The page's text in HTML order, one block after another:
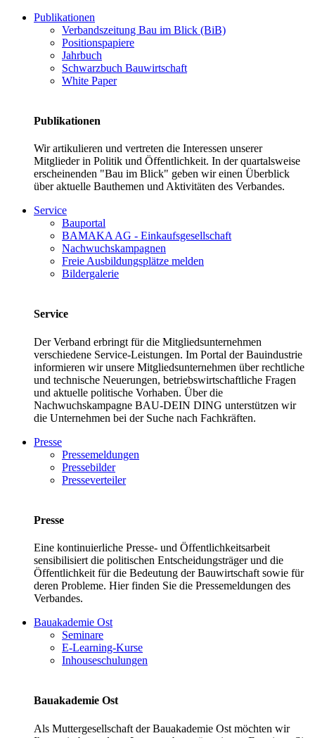
Publikationen
Verbandszeitung Bau im Blick (BiB)
Positionspapiere
Jahrbuch
Schwarzbuch Bauwirtschaft
White Paper
Publikationen
Wir artikulieren und vertreten die Interessen unserer
Mitglieder in Politik und Öffentlichkeit. In der quartalsweise
erscheinenden "Bau im Blick" geben wir einen Überblick
über aktuelle Bauthemen und Aktivitäten des Verbandes.
Service
Bauportal
BAMAKA AG - Einkaufsgesellschaft
Nachwuchskampagnen
Freie Ausbildungsplätze melden
Bildergalerie
Service
Der Verband erbringt für die Mitgliedsunternehmen
verschiedene Service-Leistungen. Im Portal der Bauindustrie
informieren wir unsere Mitgliedsunternehmen über rechtliche
und technische Neuerungen, betriebswirtschaftliche Fragen
und aktuelle politische Vorhaben. Über die
Nachwuchskampagne BAU-DEIN DING unterstützen wir
die Unternehmen bei der Suche nach Fachkräften.
Presse
Pressemeldungen
Pressebilder
Presseverteiler
Presse
Eine kontinuierliche Presse- und Öffentlichkeitsarbeit
sensibilisiert die politischen Entscheidungsträger und die
Öffentlichkeit für die Bedeutung der Bauwirtschaft sowie für
deren Probleme. Hier finden Sie die Pressemeldungen des
Verbandes.
Bauakademie Ost
Seminare
E-Learning-Kurse
Inhouseschulungen
Bauakademie Ost
Als Muttergesellschaft der Bauakademie Ost möchten wir